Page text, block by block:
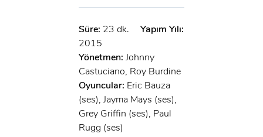
Süre: 23 dk.
Yapım Yılı:
2015
Yönetmen: Johnny
Castuciano, Roy Burdine
Oyuncular: Eric Bauza
(ses), Jayma Mays (ses),
Grey Griffin (ses), Paul
Rugg (ses)